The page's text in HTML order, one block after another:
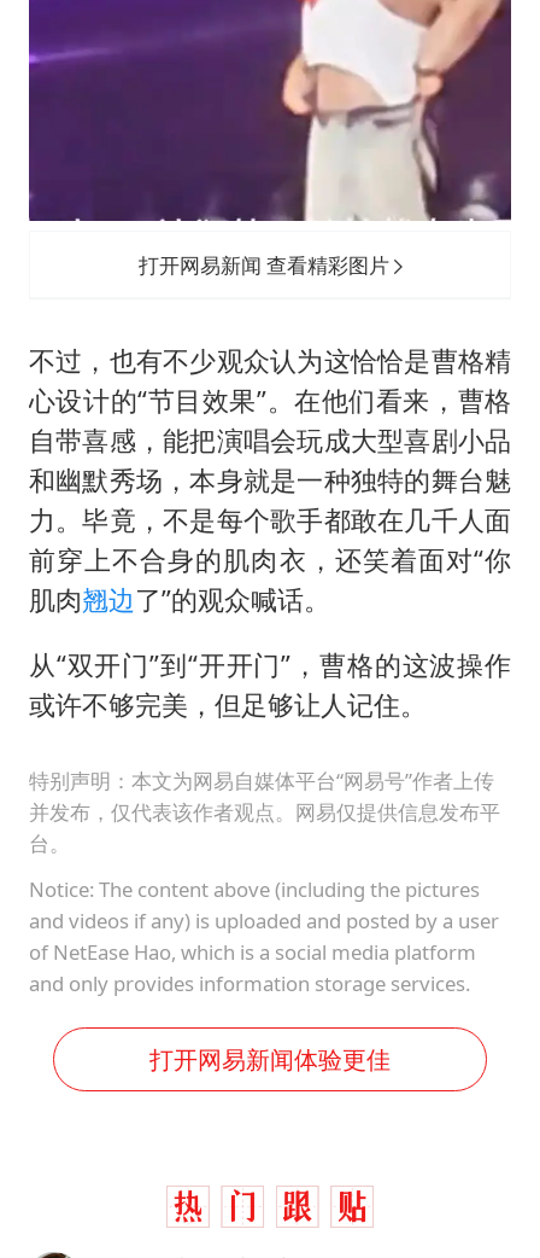
打开网易新闻 查看精彩图片
不过，也有不少观众认为这恰恰是曹格精
心设计的“节目效果”。在他们看来，曹格
自带喜感，能把演唱会玩成大型喜剧小品
和幽默秀场，本身就是一种独特的舞台魅
力。毕竟，不是每个歌手都敢在几千人面
前穿上不合身的肌肉衣，还笑着面对“你
肌肉翘边了”的观众喊话。
从“双开门”到“开开门”，曹格的这波操作
或许不够完美，但足够让人记住。
特别声明：本文为网易自媒体平台“网易号”作者上传
并发布，仅代表该作者观点。网易仅提供信息发布平
台。
Notice: The content above (including the pictures
and videos if any) is uploaded and posted by a user
of NetEase Hao, which is a social media platform
and only provides information storage services.
打开网易新闻体验更佳